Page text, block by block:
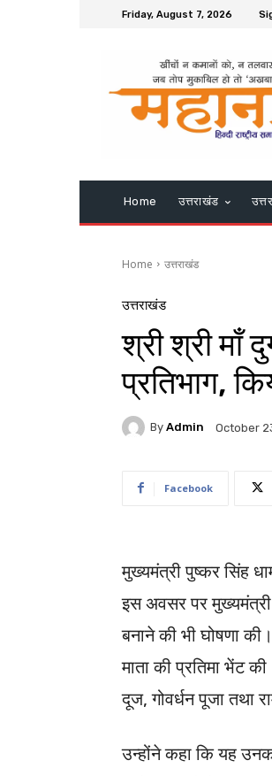
Friday, August 7, 2026
Home उत्तराखंड
Home उत्तराखंड
उत्तराखंड
श्री श्री माँ
प्रतिभाग,
By Admin October
Facebook
मुख्यमंत्री पुष्कर सिंह
इस अवसर पर मुख्यमंत्री
बनाने की भी घोषणा
माता की प्रतिमा भेंट
दूज, गोवर्धन पूजा तथा
उन्होंने कहा कि यह